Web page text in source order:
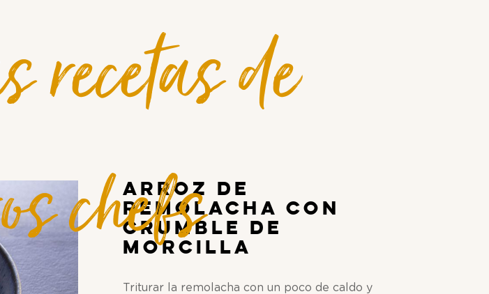
recetas de
chefs
Arroz de
remolacha con
crumble de
morcilla
Triturar la remolacha con un poco de caldo y